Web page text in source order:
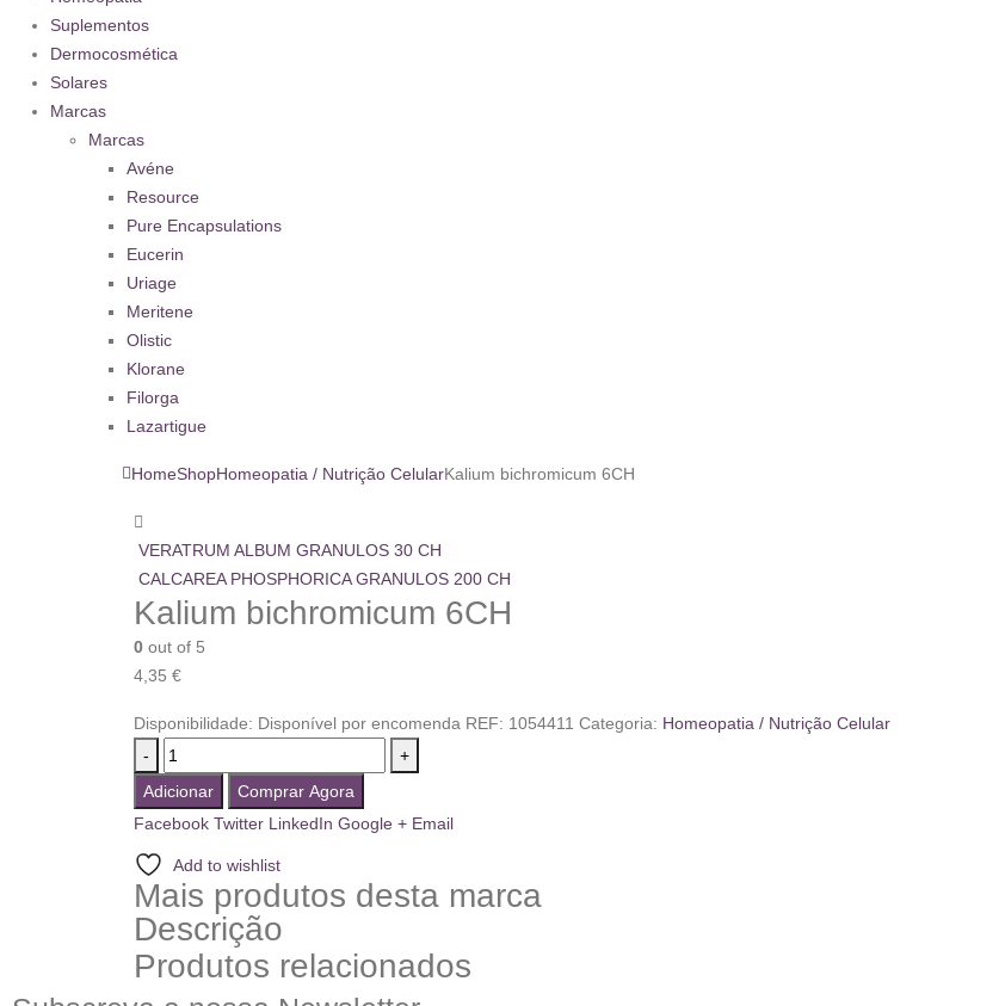
Suplementos
Dermocosmética
Solares
Marcas
Marcas
Avéne
Resource
Pure Encapsulations
Eucerin
Uriage
Meritene
Olistic
Klorane
Filorga
Lazartigue
HomeShopHomeopatia / Nutrição CelularKalium bichromicum 6CH
VERATRUM ALBUM GRANULOS 30 CH
CALCAREA PHOSPHORICA GRANULOS 200 CH
Kalium bichromicum 6CH
0 out of 5
4,35 €
Disponibilidade: Disponível por encomenda REF: 1054411 Categoria: Homeopatia / Nutrição Celular
-
+
Adicionar
Comprar Agora
Facebook Twitter LinkedIn Google + Email
Add to wishlist
Mais produtos desta marca
Descrição
Produtos relacionados